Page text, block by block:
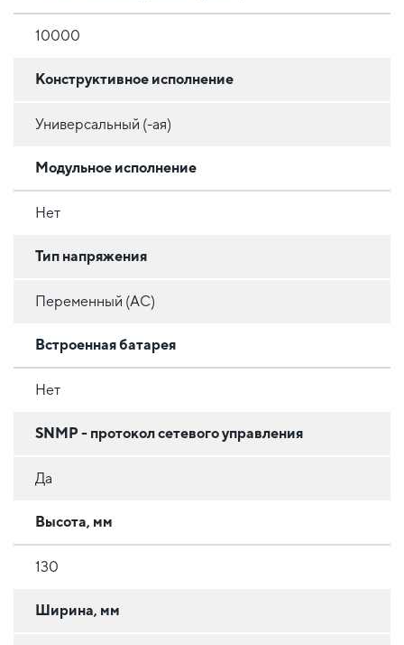
10000
Конструктивное исполнение
Универсальный (-ая)
Модульное исполнение
Нет
Тип напряжения
Переменный (AC)
Встроенная батарея
Нет
SNMP - протокол сетевого управления
Да
Высота, мм
130
Ширина, мм